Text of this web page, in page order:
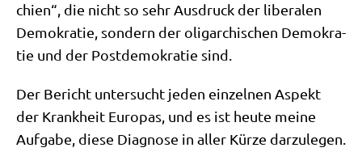
chien“, die nicht so sehr Aus­druck der libe­ra­len
Demo­kra­tie, son­dern der olig­ar­chi­schen Demo­kra­
tie und der Post­de­mo­kra­tie sind.
Der Bericht unter­sucht jeden ein­zel­nen Aspekt
der Krank­heit Euro­pas, und es ist heu­te mei­ne
Auf­ga­be, die­se Dia­gno­se in aller Kür­ze dar­zu­le­gen.